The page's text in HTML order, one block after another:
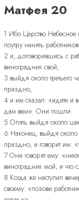
Матфея 20
1 Ибо Царство
поутру нанять
2 и, договорившись с
виноградник свой;
3 выйдя около третьего
праздно,
4 и им сказал: «идите и
дам вам». Они пошли.
5 Опять выйдя около
6 Наконец, выйдя около
праздно, и говорит им:
7 Они говорят ему:
виноградник мой, и что
8 Когда же наступил
своему: «позови